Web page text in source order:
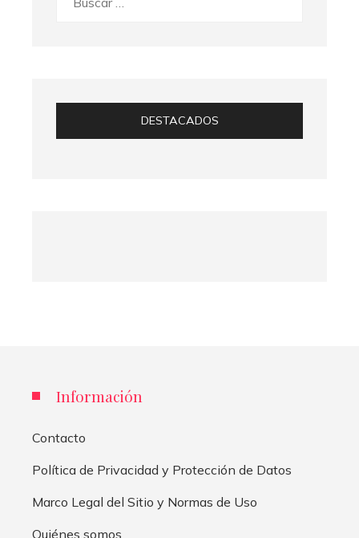
DESTACADOS
Información
Contacto
Política de Privacidad y Protección de Datos
Marco Legal del Sitio y Normas de Uso
Quiénes somos